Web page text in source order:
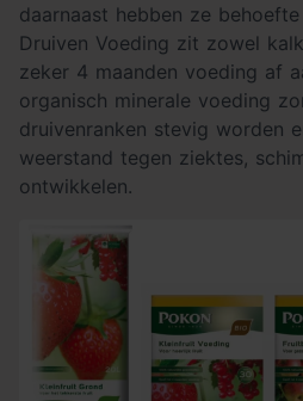
daarnaast hebben ze
Druiven Voeding zit zowel
zeker 4 maanden voeding af
organisch minerale voeding
druivenranken stevig worden
weerstand tegen ziektes,
ontwikkelen.